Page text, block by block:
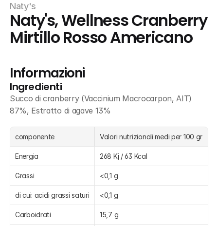
Naty's
Naty's, Wellness Cranberry
Mirtillo Rosso Americano
Informazioni
Ingredienti
Succo di cranberry (Vaccinium Macrocarpon, AIT)
87%, Estratto di agave 13%
componente Valori nutrizionali medi per 100 gr
Energia 268 Kj / 63 Kcal
Grassi <0,1 g
di cui: acidi grassi saturi <0,1 g
Carboidrati 15,7 g